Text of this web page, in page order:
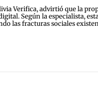
Verifica, advirtió que la
Según la especialista,
las fracturas sociales